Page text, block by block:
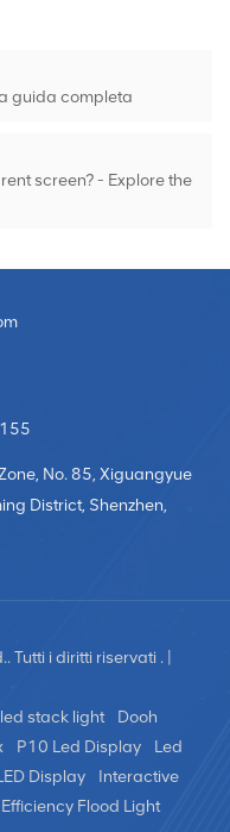
guida completa
screen? - Explore the
No. 85, Xiguangyue
District, Shenzhen,
Tutti i diritti riservati . |
led stack light
Dooh
P10 Led Display
Led
Display
Interactive
Flood Light